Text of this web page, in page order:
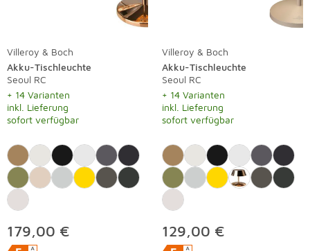
Villeroy & Boch
Akku-Tischleuchte
Seoul RC
+ 14 Varianten
inkl. Lieferung
sofort verfügbar
179,00 €
Villeroy & Boch
Akku-Tischleuchte
Seoul RC
+ 14 Varianten
inkl. Lieferung
sofort verfügbar
129,00 €